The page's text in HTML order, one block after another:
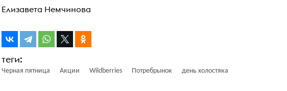
Елизавета Немчинова
Черная пятница Акции Wildberries Потребрынок день холостяка